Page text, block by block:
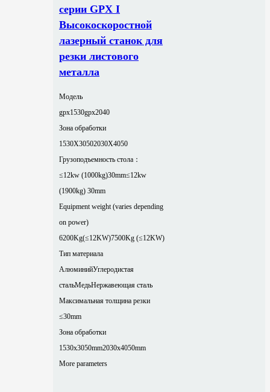
серии GPX I
Высокоскоростной
лазерный станок для
резки листового
металла
Модель
gpx1530gpx2040
Зона обработки
1530X30502030X4050
Грузоподъемность стола：
≤12kw (1000kg)30mm≤12kw
(1900kg) 30mm
Equipment weight (varies depending
on power)
6200Kg(≤12KW)7500Kg (≤12KW)
Тип материала
АлюминийУглеродистая
стальМедьНержавеющая сталь
Максимальная толщина резки
≤30mm
Зона обработки
1530x3050mm2030x4050mm
More parameters